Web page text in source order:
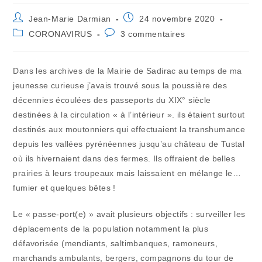
Auteur/autrice
de
la
Jean-Marie Darmian
Publication
24 novembre 2020
PostCORONAVIRUS
Commentaires
3 commentaires
Dans les archives de la Mairie de Sadirac au temps de ma
jeunesse curieuse j’avais trouvé sous la poussière des
décennies écoulées des passeports du XIX° siècle
destinées à la circulation « à l’intérieur ». ils étaient surtout
destinés aux moutonniers qui effectuaient la transhumance
depuis les vallées pyrénéennes jusqu’au château de Tustal
où ils hivernaient dans des fermes. Ils offraient de belles
prairies à leurs troupeaux mais laissaient en mélange le…
fumier et quelques bêtes !
Le « passe-port(e) » avait plusieurs objectifs : surveiller les
déplacements de la population notamment la plus
défavorisée (mendiants, saltimbanques, ramoneurs,
marchands ambulants, bergers, compagnons du tour de